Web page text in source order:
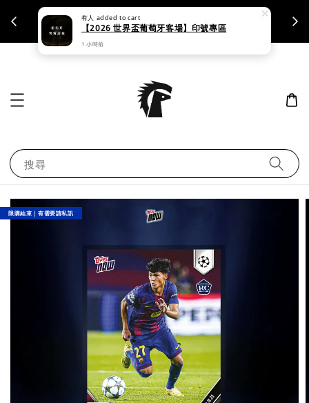
支援刷卡｜皆開立統一發票
搜尋
限購結束｜有需要請私訊
有人 added to cart
【2026 世界盃葡萄牙客場】印號專區
1 小時前